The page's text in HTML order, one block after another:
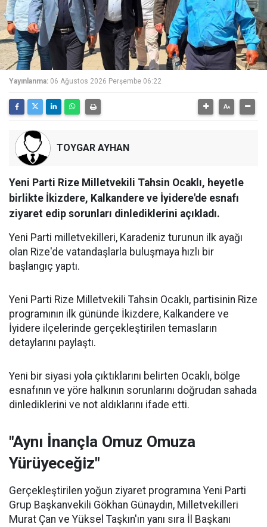
Yayınlanma: 06 Ağustos 2026 Perşembe 06:22
TOYGAR AYHAN
Yeni Parti Rize Milletvekili Tahsin Ocaklı, heyetle
birlikte İkizdere, Kalkandere ve İyidere'de esnafı
ziyaret edip sorunları dinlediklerini açıkladı.
Yeni Parti milletvekilleri, Karadeniz turunun ilk ayağı
olan Rize'de vatandaşlarla buluşmaya hızlı bir
başlangıç yaptı.
Yeni Parti Rize Milletvekili Tahsin Ocaklı, partisinin Rize
programının ilk gününde İkizdere, Kalkandere ve
İyidere ilçelerinde gerçekleştirilen temasların
detaylarını paylaştı.
Yeni bir siyasi yola çıktıklarını belirten Ocaklı, bölge
esnafının ve yöre halkının sorunlarını doğrudan sahada
dinlediklerini ve not aldıklarını ifade etti.
"Aynı İnançla Omuz Omuza
Yürüyeceğiz"
Gerçekleştirilen yoğun ziyaret programına Yeni Parti
Grup Başkanvekili Gökhan Günaydın, Milletvekilleri
Murat Çan ve Yüksel Taşkın'ın yanı sıra İl Başkanı